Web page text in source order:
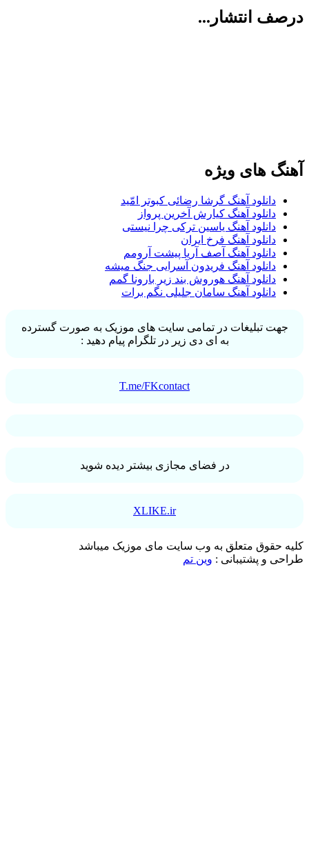
درصف انتشار...
آهنگ های ویژه
دانلود آهنگ گرشا رضائی کبوتر امّید
دانلود آهنگ کیارش آخرین پرواز
دانلود آهنگ یاسین ترکی چرا نیستی
دانلود آهنگ فرخ ایران
دانلود آهنگ آصف آریا پیشت آرومم
دانلود آهنگ فریدون آسرایی جنگ میشه
دانلود آهنگ هوروش بند زیر بارونا گمم
دانلود آهنگ سامان جلیلی نگم برات
جهت تبلیغات در تمامی سایت های موزیک به صورت گسترده
به ای دی زیر در تلگرام پیام دهید :
T.me/FKcontact
در فضای مجازی بیشتر دیده شوید
XLIKE.ir
کلیه حقوق متعلق به وب سایت مای موزیک میباشد
طراحی و پشتیبانی : وین تم